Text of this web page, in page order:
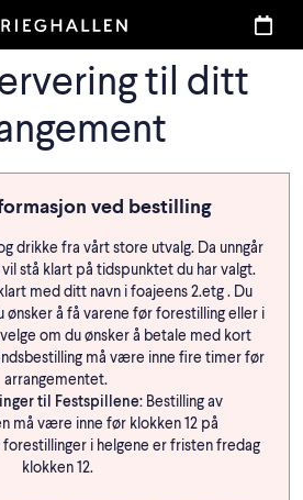
til ditt
ved bestilling
drikke fra vårt store utvalg. Da unngår
stå klart på tidspunktet du har valgt.
med ditt navn i foajeens 2.etg . Du
ønsker å få varene før forestilling eller i
velge om du ønsker å betale med kort
må være inne fire timer før
arrangementet.
til Festspillene: Bestilling av
må være inne før klokken 12 på
forestillinger i helgene er fristen fredag
klokken 12.